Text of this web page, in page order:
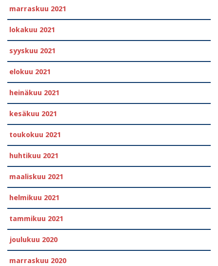
marraskuu 2021
lokakuu 2021
syyskuu 2021
elokuu 2021
heinäkuu 2021
kesäkuu 2021
toukokuu 2021
huhtikuu 2021
maaliskuu 2021
helmikuu 2021
tammikuu 2021
joulukuu 2020
marraskuu 2020